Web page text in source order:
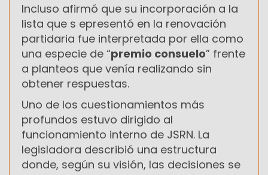
Incluso afirmó que su incorporación a la
lista que s epresentó en la renovación
partidaria fue interpretada por ella como
una especie de “premio consuelo” frente
a planteos que venía realizando sin
obtener respuestas.
Uno de los cuestionamientos más
profundos estuvo dirigido al
funcionamiento interno de JSRN. La
legisladora describió una estructura
donde, según su visión, las decisiones se